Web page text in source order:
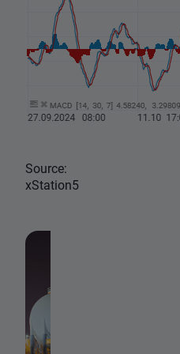
Source:
xStation5